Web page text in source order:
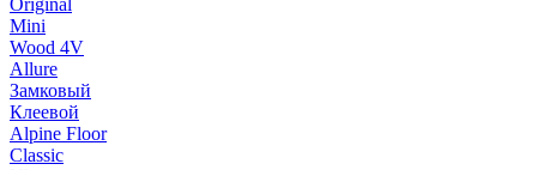
Original
Mini
Wood 4V
Allure
Замковый
Клеевой
Alpine Floor
Classic